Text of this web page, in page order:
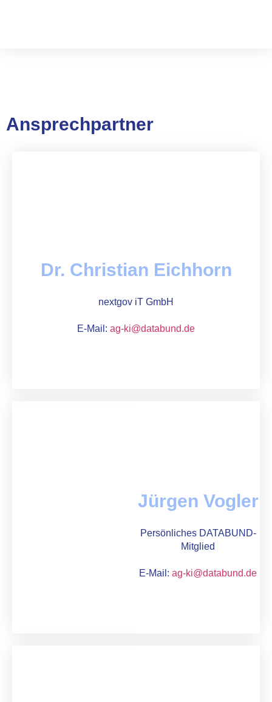
Ansprechpartner
Dr. Christian Eichhorn
nextgov iT GmbH
E-Mail: ag-ki@databund.de
Jürgen Vogler
Persönliches DATABUND-
Mitglied
E-Mail: ag-ki@databund.de